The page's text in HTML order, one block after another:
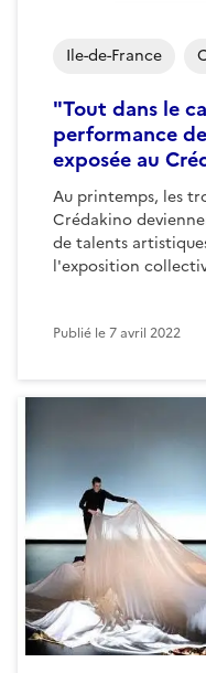
"Tout dans le
performance
exposée au
Au printemps, les
Crédakino
de talents
l'exposition
Ile-de-France
Publié le7 avril 2022